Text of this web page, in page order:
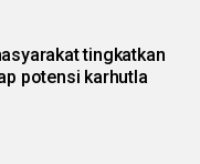
tingkatkan
potensi karhutla